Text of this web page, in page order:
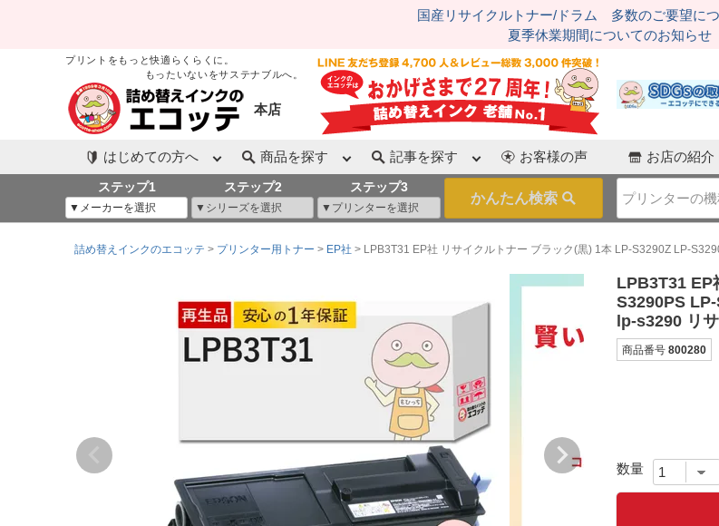
国産リサイクルトナー/ドラム 多数のご要望につ
夏季休業期間についてのお知らせ
プリントをもっと快適らくらくに。
もったいないをサステナブルへ。
本店
はじめての方へ 商品を探す 記事を探す お客様の声 お店の紹介
ステップ1 ステップ2 ステップ3
詰め替えインクのエコッテ プリンター用トナー EP社 LPB3T31 EP社 リサイクルトナー ブラック(黒) 1本 LP-S3290Z LP-
LPB3T31 EP
S3290PS
lp-s3290 リサ
商品番号 800280